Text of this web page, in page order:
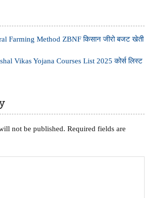
Farming Method ZBNF किसान जीरो बजट खेती
Vikas Yojana Courses List 2025 कोर्स लिस्ट
not be published. Required fields are